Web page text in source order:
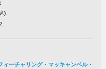
)
ィーチャリング・マッキャンベル・